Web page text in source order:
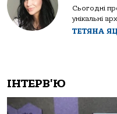
Сьогодні
унікальні
ТЕТЯНА
ІНТЕРВ'Ю